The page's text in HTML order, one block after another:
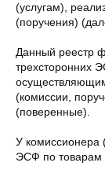
(услугам),
(поручения)
Данный реестр
трехсторонних
(комиссии,
(поверенные).
У комиссионера
ЭСФ по товарам